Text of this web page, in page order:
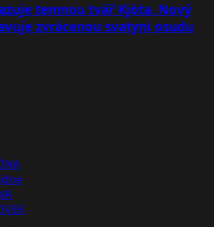
temnou tvář Kjóta. Nový
zvrácenou svatyni osudu